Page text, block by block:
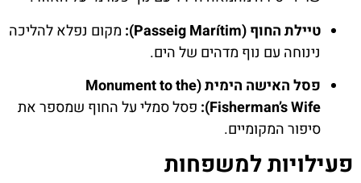
טיילת החוף (Passeig Marítim):
מקום נפלא להליכה
נינוחה עם נוף מדהים של הים.
פסל האישה הימית (Monument to the
Fisherman’s Wife):
פסל סמלי על החוף שמספר את
סיפור המקומיים.
פעילויות למשפחות